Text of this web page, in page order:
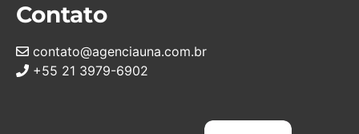
Contato
contato@agenciauna.com.br
+55 21 3979-6902